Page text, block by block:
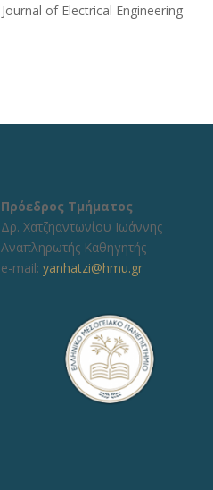
Journal of Electrical Engineering
Πρόεδρος Τμήματος
Δρ. Χατζηαντωνίου Ιωάννης
Αναπληρωτής Καθηγητής
e-mail: yanhatzi@hmu.gr